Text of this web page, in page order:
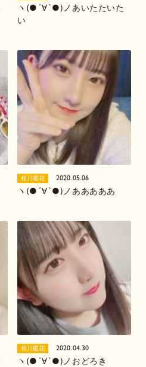
ヽ(●´∀`●)ノあいたたいた
い
相川暖花 2020.05.06
ヽ(●´∀`●)ノあああああ
相川暖花 2020.04.30
ヽ(●´∀`●)ノおどろき